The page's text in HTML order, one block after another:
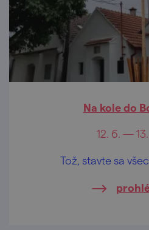
Na kole do
12. 6. —
Tož, stavte sa